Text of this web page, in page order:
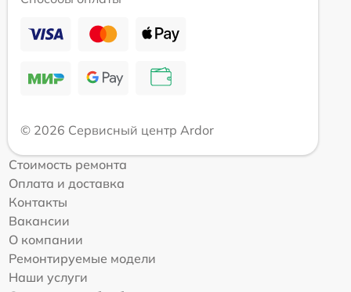
© 2026 Сервисный центр Ardor
Стоимость ремонта
Оплата и доставка
Контакты
Вакансии
О компании
Ремонтируемые модели
Наши услуги